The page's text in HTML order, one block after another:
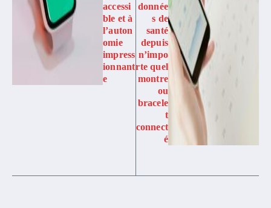
accessi
ble et à
l’auton
omie
impress
ionnant
e
donnée
s de
santé
depuis
n’impo
rte quel
montre
ou
bracele
t
connect
é